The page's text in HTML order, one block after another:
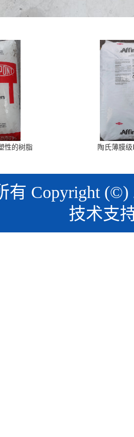
性的树脂 陶氏薄膜级
有 Copyright
技术支